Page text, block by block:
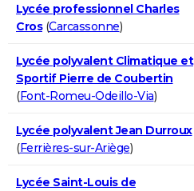
Lycée professionnel Charles
Cros(Carcassonne)
Lycée polyvalent Climatique et
Sportif Pierre de Coubertin
(Font-Romeu-Odeillo-Via)
Lycée polyvalent Jean Durroux
(Ferrières-sur-Ariège)
Lycée Saint-Louis de